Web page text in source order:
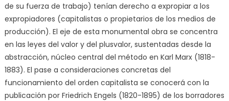
de su fuerza de trabajo) tenían derecho a expropiar a los
expropiadores (capitalistas o propietarios de los medios de
producción). El eje de esta monumental obra se concentra
en las leyes del valor y del plusvalor, sustentadas desde la
abstracción, núcleo central del método en Karl Marx (1818-
1883). El pase a consideraciones concretas del
funcionamiento del orden capitalista se conocerá con la
publicación por Friedrich Engels (1820-1895) de los borradores